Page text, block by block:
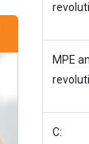
MPE
C: